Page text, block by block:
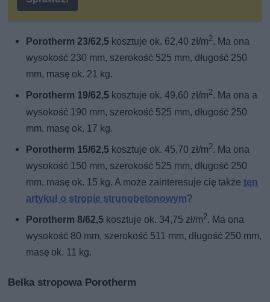
Porotherm 23/62,5 kosztuje ok. 62,40 zł/m2. Ma ona
wysokość 230 mm, szerokość 525 mm, długość 250
mm, masę ok. 21 kg.
Porotherm 19/62,5 kosztuje ok. 49,60 zł/m2. Ma ona a
wysokość 190 mm, szerokość 525 mm, długość 250
mm, masę ok. 17 kg.
Porotherm 15/62,5 kosztuje ok. 45,70 zł/m2. Ma ona
wysokość 150 mm, szerokość 525 mm, długość 250
mm, masę ok. 15 kg. A może zainteresuje cię takżeten
artykuł o stropie strunobetonowym?
Porotherm 8/62,5 kosztuje ok. 34,75 zł/m2. Ma ona
wysokość 80 mm, szerokość 511 mm, długość 250 mm,
masę ok. 11 kg.
Belka stropowa Porotherm